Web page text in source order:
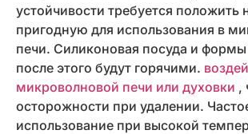
устойчивости требуется положить
пригодную для использования в
печи. Силиконовая посуда и
после этого будут горячими.
микроволновой печи или духовки ,
осторожности при удалении.
использование при высокой